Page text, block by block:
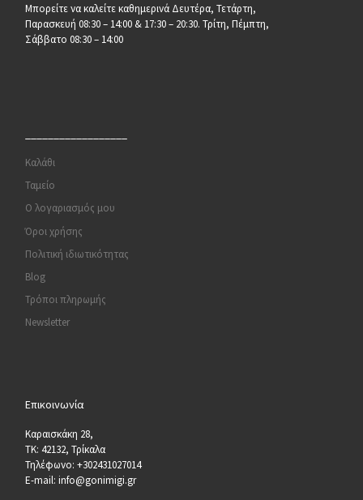
Μπορείτε να καλείτε καθημερινά Δευτέρα, Τετάρτη,
Παρασκευή 08:30 – 14:00 & 17:30 – 20:30. Τρίτη, Πέμπτη,
Σάββατο 08:30 – 14:00
Καλάθι
Ταμείο
Ο λογαριασμός μου
Όροι χρήσης
Πολιτική ιδιωτικότητας
Blog
Τρόποι πληρωμής
Newsletter
Επικοινωνία
Καραισκάκη 28,
ΤΚ: 42132, Τρίκαλα
Τηλέφωνο: +302431027014
E-mail: info@gonimigi.gr